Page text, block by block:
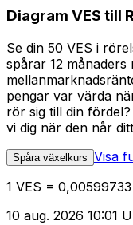
Diagram VES till
Se din 50 VES i
spårar 12 månaders
pengar var värda
rör sig till din
vi dig när den når
Spåra växelkurs Visa
1 VES =
10 aug. 2026 10:01